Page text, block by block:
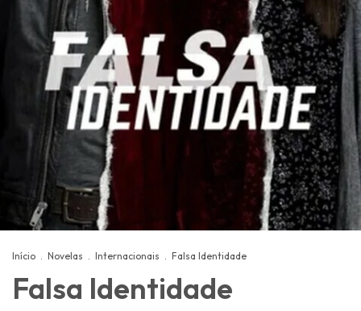
Início Novelas Internacionais Falsa Identidade
Falsa Identidade